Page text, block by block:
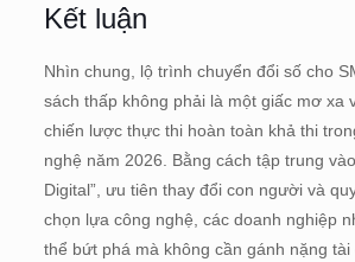
Kết luận
Nhìn chung, lộ trình chuyển đổi số cho
sách thấp không phải là một giấc mơ xa
chiến lược thực thi hoàn toàn khả thi
nghệ năm 2026. Bằng cách tập trung
Digital”, ưu tiên thay đổi con người và
chọn lựa công nghệ, các doanh nghiệp
thể bứt phá mà không cần gánh nặng tài